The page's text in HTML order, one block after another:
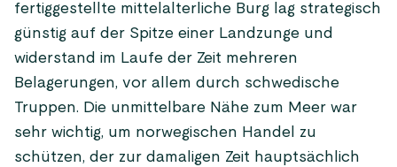
fertiggestellte mittelalterliche Burg lag strategisch
günstig auf der Spitze einer Landzunge und
widerstand im Laufe der Zeit mehreren
Belagerungen, vor allem durch schwedische
Truppen. Die unmittelbare Nähe zum Meer war
sehr wichtig, um norwegischen Handel zu
schützen, der zur damaligen Zeit hauptsächlich